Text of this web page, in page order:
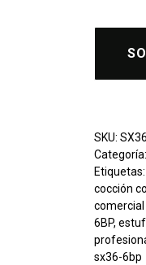
SKU:
Categoría:
cocción
6BP,
sx36-6bp